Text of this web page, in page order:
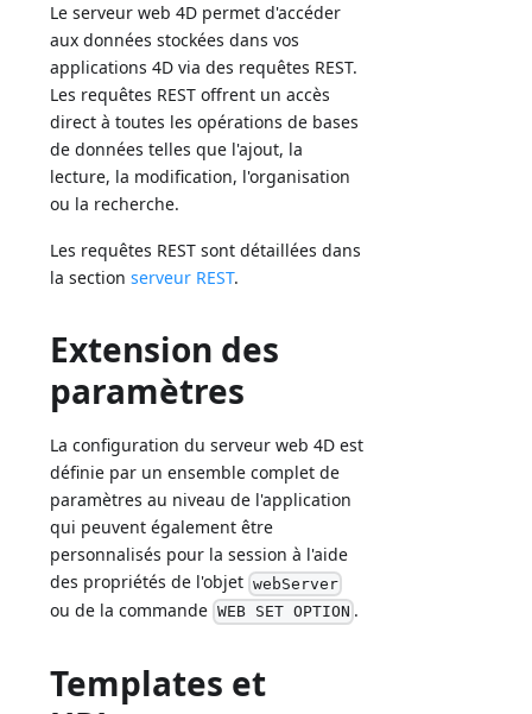
Le serveur web 4D permet d'accéder
aux données stockées dans vos
applications 4D via des requêtes REST.
Les requêtes REST offrent un accès
direct à toutes les opérations de bases
de données telles que l'ajout, la
lecture, la modification, l'organisation
ou la recherche.
Les requêtes REST sont détaillées dans
la sectionserveur REST.
Extension des
paramètres
La configuration du serveur web 4D est
définie par un ensemble complet de
paramètres au niveau de l'application
qui peuvent également être
personnalisés pour la session à l'aide
des propriétés de l'objet webServer
ou de la commande WEB SET OPTION .
Templates et